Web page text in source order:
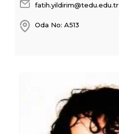
fatih.yildirim@tedu.edu.tr
Oda No: A513